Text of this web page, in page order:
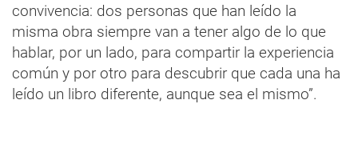
convivencia: dos personas que han leído la
misma obra siempre van a tener algo de lo que
hablar, por un lado, para compartir la experiencia
común y por otro para descubrir que cada una ha
leído un libro diferente, aunque sea el mismo”.